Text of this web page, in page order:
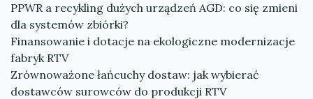
PPWR a recykling dużych urządzeń AGD: co się zmieni
dla systemów zbiórki?
Finansowanie i dotacje na ekologiczne modernizacje
fabryk RTV
Zrównoważone łańcuchy dostaw: jak wybierać
dostawców surowców do produkcji RTV